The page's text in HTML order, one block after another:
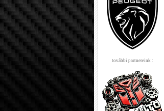
további partnereink :